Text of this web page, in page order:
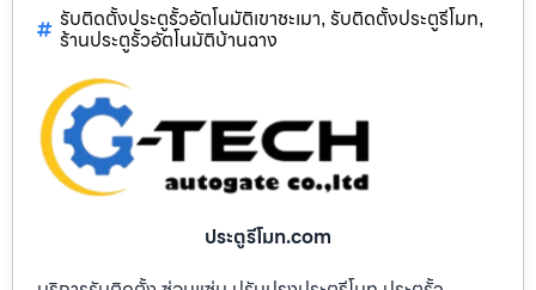
รับติดตั้งประตูรั้วอัตโนมัติเขาชะเมา, รับติดตั้งประตูรีโมท,
ร้านประตูรั้วอัตโนมัติบ้านฉาง
ประตูรีโมท.com